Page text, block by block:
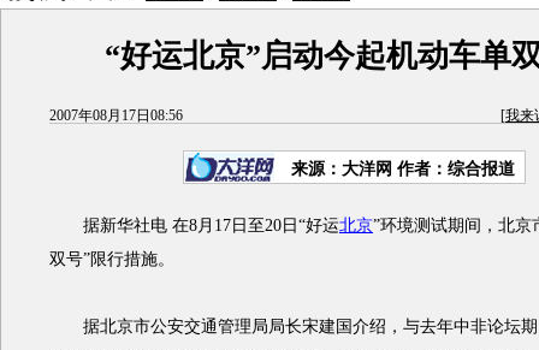
“好运北京”启动今起机动车单
2007年08月17日08:56 [我来
来源：大洋网 作者：综合报道
据新华社电 在8月17日至20日“好运北京”环境测试期间，北京
双号”限行措施。
据北京市公安交通管理局局长宋建国介绍，与去年中非论坛期